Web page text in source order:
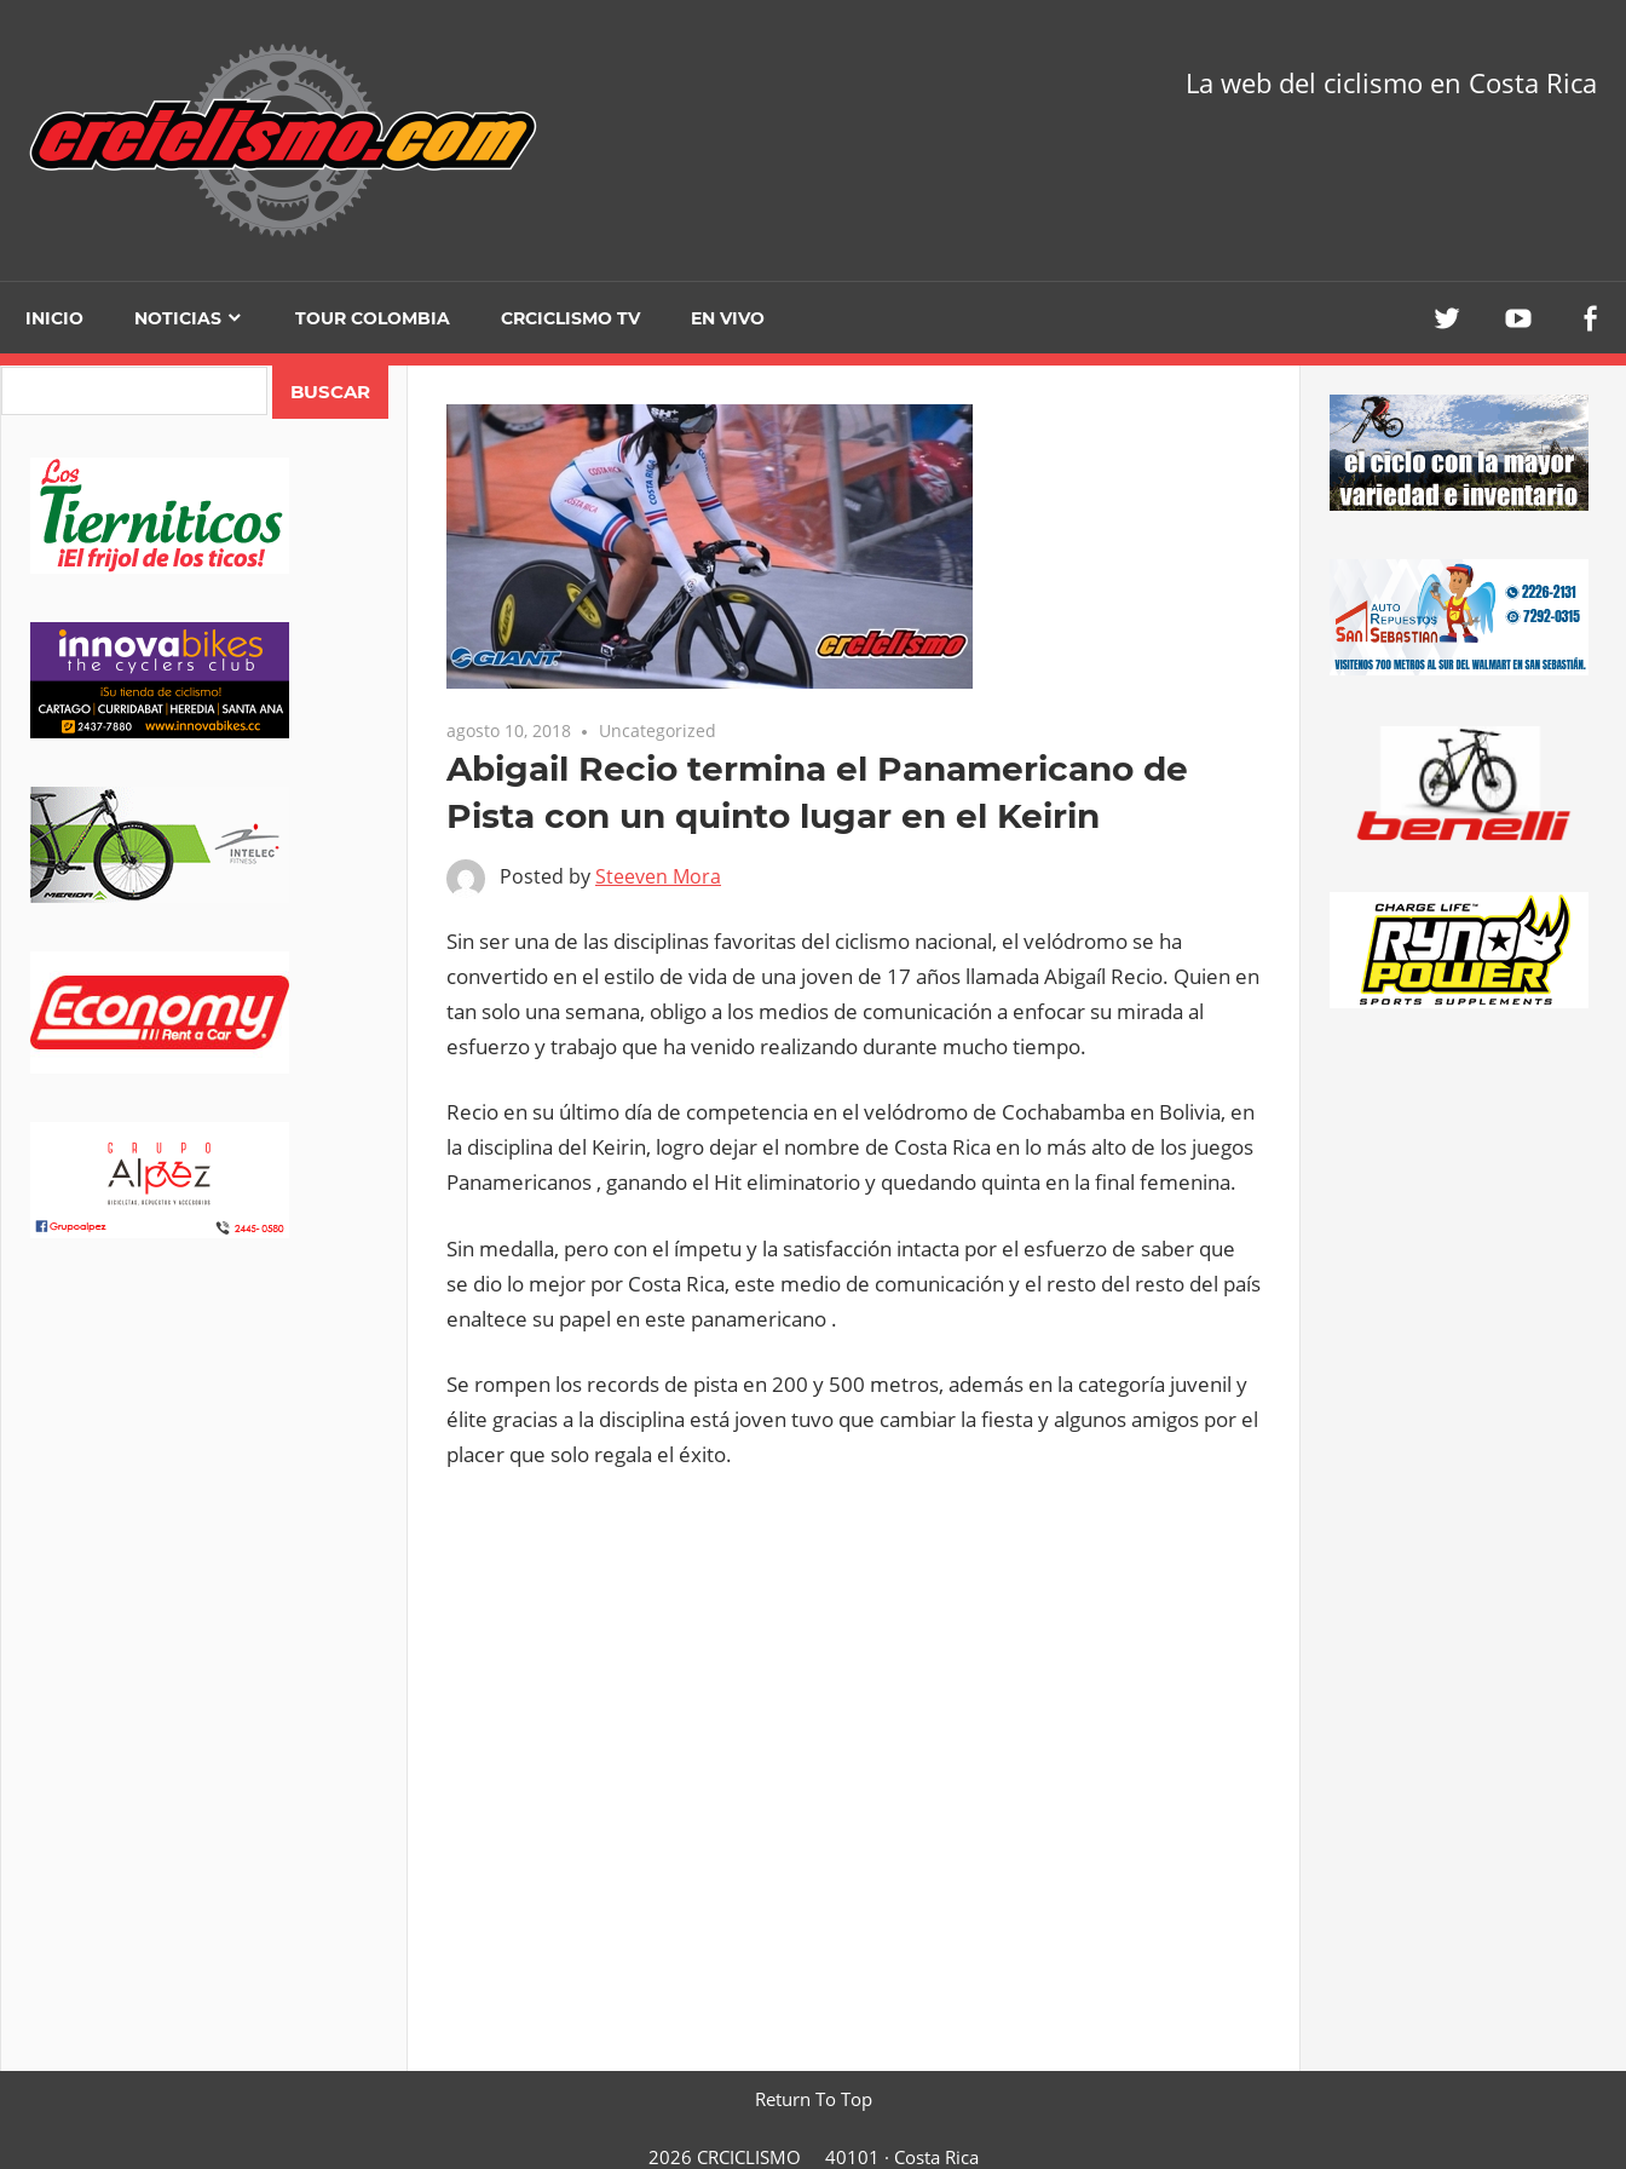
La web del ciclismo en Costa Rica
INICIO NOTICIAS TOUR COLOMBIA CRCICLISMO TV EN VIVO
agosto 10, 2018 Uncategorized
Abigail Recio termina el Panamericano de
Pista con un quinto lugar en el Keirin
Posted bySteeven Mora
Sin ser una de las disciplinas favoritas del ciclismo nacional, el velódromo se ha
convertido en el estilo de vida de una joven de 17 años llamada Abigaíl Recio. Quien en
tan solo una semana, obligo a los medios de comunicación a enfocar su mirada al
esfuerzo y trabajo que ha venido realizando durante mucho tiempo.
Recio en su último día de competencia en el velódromo de Cochabamba en Bolivia, en
la disciplina del Keirin, logro dejar el nombre de Costa Rica en lo más alto de los juegos
Panamericanos , ganando el Hit eliminatorio y quedando quinta en la final femenina.
Sin medalla, pero con el ímpetu y la satisfacción intacta por el esfuerzo de saber que
se dio lo mejor por Costa Rica, este medio de comunicación y el resto del resto del país
enaltece su papel en este panamericano .
Se rompen los records de pista en 200 y 500 metros, además en la categoría juvenil y
élite gracias a la disciplina está joven tuvo que cambiar la fiesta y algunos amigos por el
placer que solo regala el éxito.
Return To Top
2026 CRCICLISMO 40101 · Costa Rica